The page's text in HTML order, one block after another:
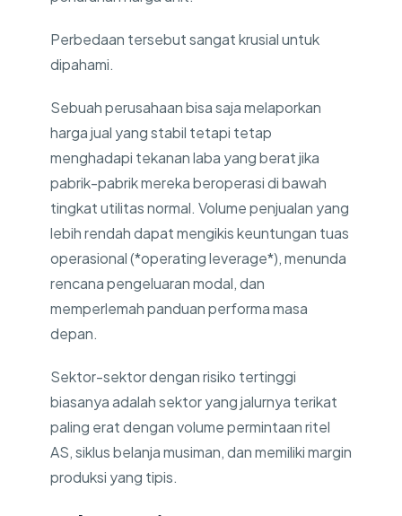
Perbedaan tersebut sangat krusial untuk
dipahami.
Sebuah perusahaan bisa saja melaporkan
harga jual yang stabil tetapi tetap
menghadapi tekanan laba yang berat jika
pabrik-pabrik mereka beroperasi di bawah
tingkat utilitas normal. Volume penjualan yang
lebih rendah dapat mengikis keuntungan tuas
operasional (*operating leverage*), menunda
rencana pengeluaran modal, dan
memperlemah panduan performa masa
depan.
Sektor-sektor dengan risiko tertinggi
biasanya adalah sektor yang jalurnya terikat
paling erat dengan volume permintaan ritel
AS, siklus belanja musiman, dan memiliki margin
produksi yang tipis.